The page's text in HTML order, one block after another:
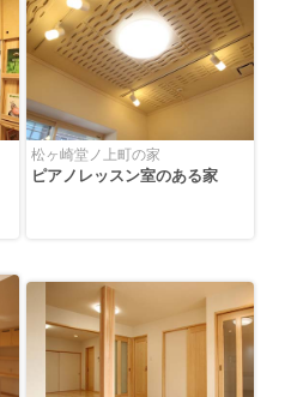
松ヶ崎堂ノ上町の家
ピアノレッスン室のある家